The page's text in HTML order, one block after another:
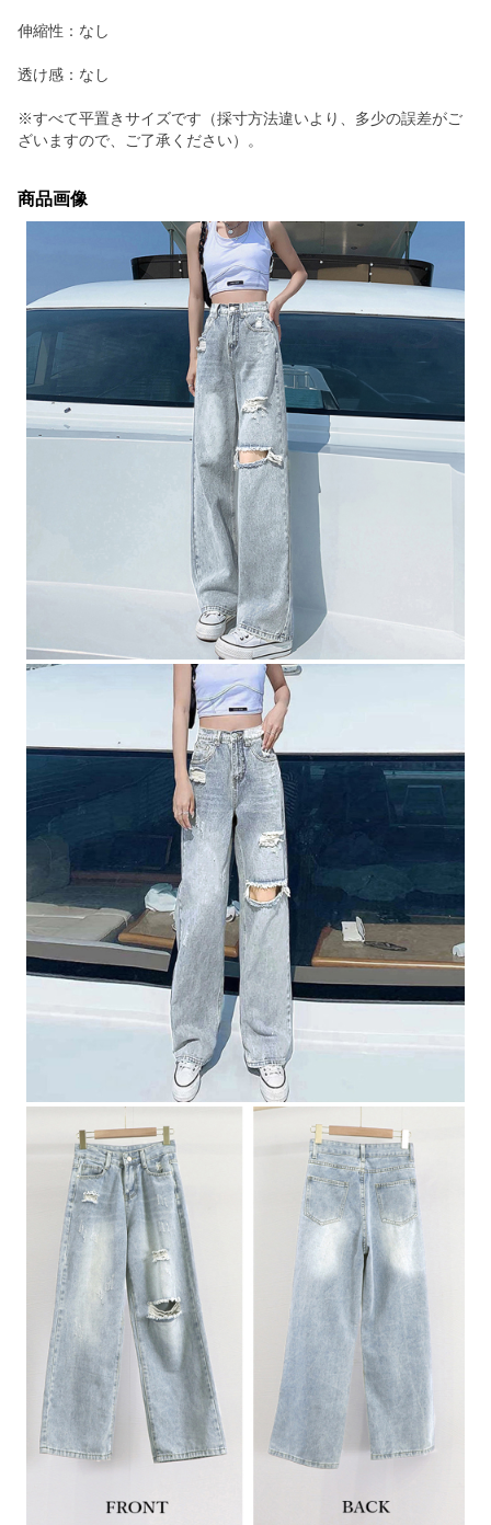
伸縮性：なし
透け感：なし
※すべて平置きサイズです（採寸方法違いより、多少の誤差がご
ざいますので、ご了承ください）。
商品画像